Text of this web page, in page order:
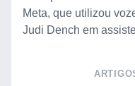
Meta, que utilizou
Judi Dench em